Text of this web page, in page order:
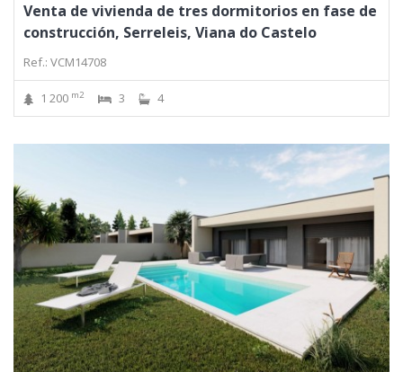
Venta de vivienda de tres dormitorios en fase de
construcción, Serreleis, Viana do Castelo
Ref.: VCM14708
1 200 m2 3 4